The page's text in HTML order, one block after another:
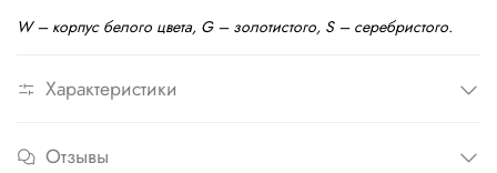
W – корпус белого цвета, G – золотистого, S – серебристого.
Характеристики
Отзывы